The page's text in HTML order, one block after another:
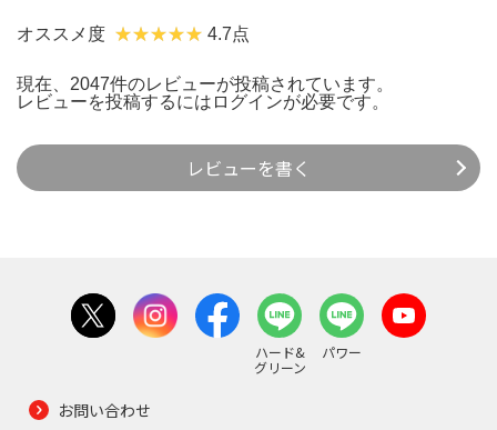
オススメ度 4.7点
現在、2047件のレビューが投稿されています。
レビューを投稿するには ログインが必要です。
レビューを書く
ハード&
グリーン
パワー
お問い合わせ